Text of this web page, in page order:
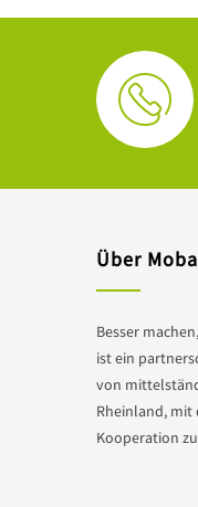
Über
Besser
ist ein
von
Rheinland, mit
Kooperation